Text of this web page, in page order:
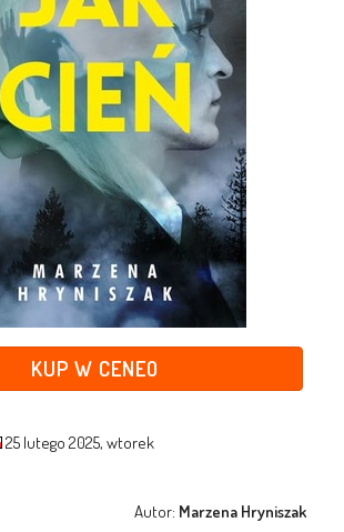
KUP W CENEO
25 lutego 2025, wtorek
Autor: Marzena Hryniszak